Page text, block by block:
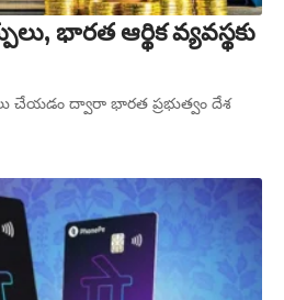
భారత ఆర్థిక వ్యవస్థకు
చేయడం ద్వారా భారత ప్రభుత్వం దేశ